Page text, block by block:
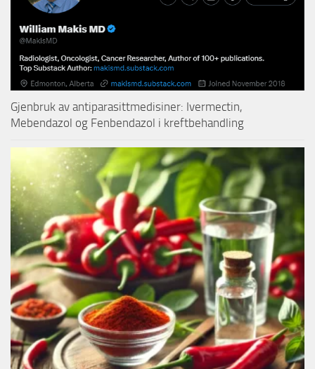
Gjenbruk av antiparasittmedisiner: Ivermectin,
Mebendazol og Fenbendazol i kreftbehandling